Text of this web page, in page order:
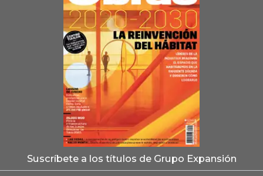
Suscríbete a los títulos de Grupo Expansión